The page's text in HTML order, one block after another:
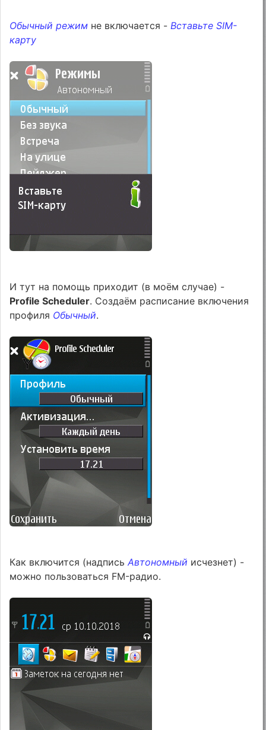
Обычный режим не включается - Вставьте SIM-
карту
И тут на помощь приходит (в моём случае) -
Profile Scheduler. Создаём расписание включения
профиля Обычный.
Как включится (надписьАвтономный исчезнет) -
можно пользоваться FM-радио.